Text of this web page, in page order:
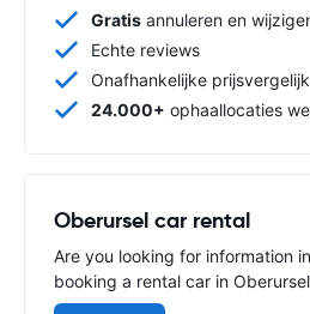
Gratis annuleren en
Echte reviews
Onafhankelijke
24.000+ ophaallocaties
Oberursel car rental
Are you looking for information
booking a rental car in